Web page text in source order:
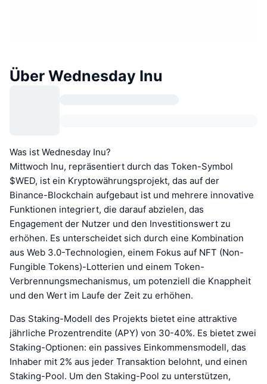
Über Wednesday Inu
Was ist Wednesday Inu?
Mittwoch Inu, repräsentiert durch das Token-Symbol
$WED, ist ein Kryptowährungsprojekt, das auf der
Binance-Blockchain aufgebaut ist und mehrere innovative
Funktionen integriert, die darauf abzielen, das
Engagement der Nutzer und den Investitionswert zu
erhöhen. Es unterscheidet sich durch eine Kombination
aus Web 3.0-Technologien, einem Fokus auf NFT (Non-
Fungible Tokens)-Lotterien und einem Token-
Verbrennungsmechanismus, um potenziell die Knappheit
und den Wert im Laufe der Zeit zu erhöhen.
Das Staking-Modell des Projekts bietet eine attraktive
jährliche Prozentrendite (APY) von 30-40%. Es bietet zwei
Staking-Optionen: ein passives Einkommensmodell, das
Inhaber mit 2% aus jeder Transaktion belohnt, und einen
Staking-Pool. Um den Staking-Pool zu unterstützen,